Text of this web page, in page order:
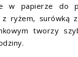
w papierze do
z ryżem, surówką
tworzy